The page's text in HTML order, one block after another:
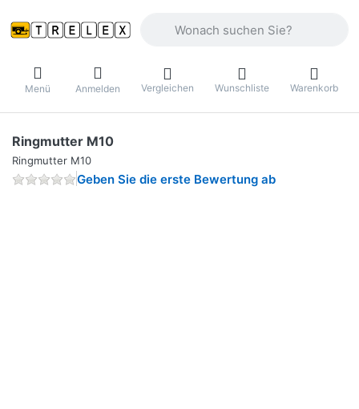
Menü Anmelden Vergleichen Wunschliste Warenkorb
Ringmutter M10
Ringmutter M10
Geben Sie die erste Bewertung ab